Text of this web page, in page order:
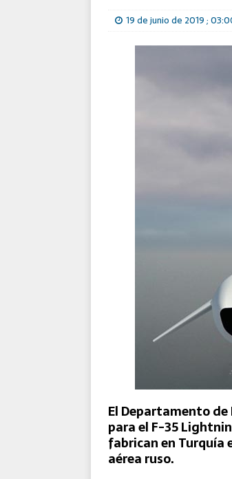
El
19 de junio de 2019 ;
El Departamento
para el F-35
fabrican en Turquía
aérea ruso.